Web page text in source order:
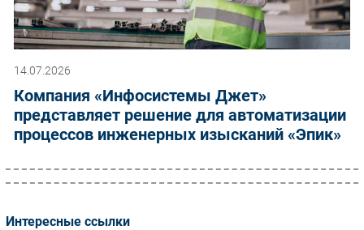
14.07.2026
Компания «Инфосистемы Джет»
представляет решение для автоматизации
процессов инженерных изысканий «Эпик»
Интересные ссылки